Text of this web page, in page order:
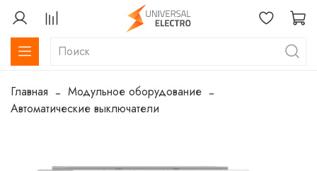
Главная
Модульное оборудование
Автоматические выключатели